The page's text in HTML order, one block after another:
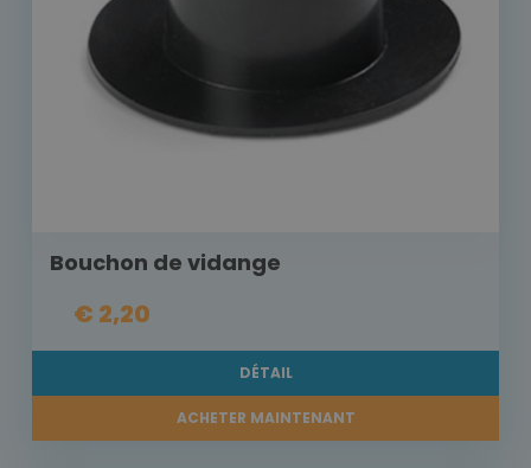
Bouchon de vidange
€ 2,20
DÉTAIL
ACHETER MAINTENANT